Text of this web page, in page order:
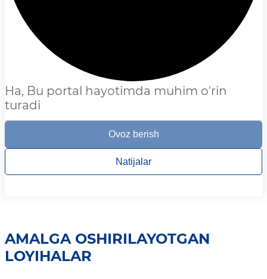
Ha, Bu portal hayotimda muhim o'rin
turadi
Ovoz berish
Natijalar
AMALGA OSHIRILAYOTGAN
LOYIHALAR